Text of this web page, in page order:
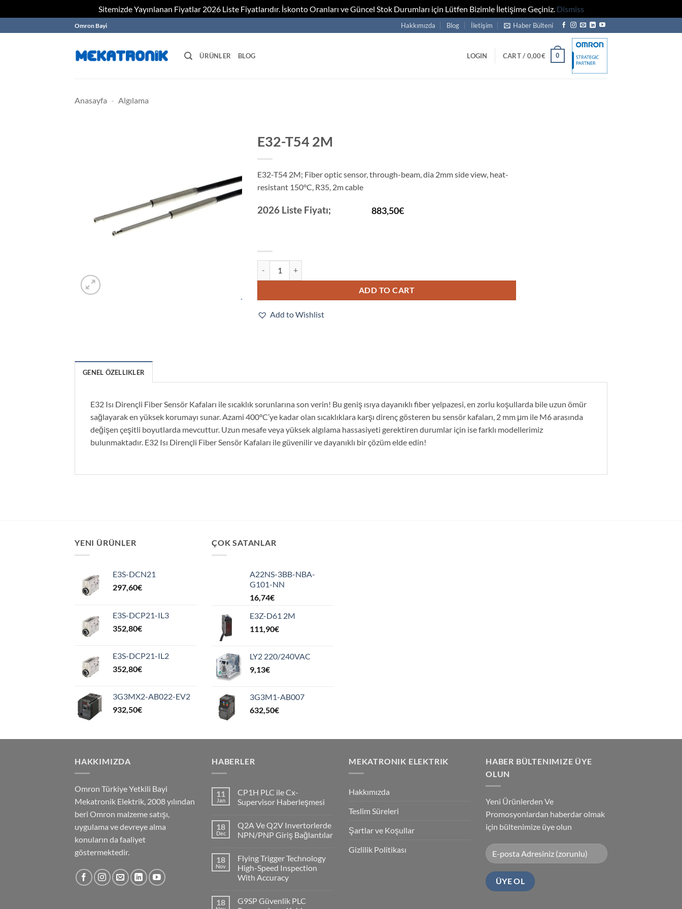
Sitemizde Yayınlanan Fiyatlar 2026 Liste Fiyatlarıdır. İskonto Oranları ve Güncel Stok Durumları için Lütfen Bizimle İletişime Geçiniz. Dismiss
to
Omron Bayi Hakkımızda Blog İletişim Haber Bülteni
ÜRÜNLER BLOG LOGIN CART / 0,00€ 0
Anasayfa - Algılama
E32-T54 2M
E32-T54 2M; Fiber optic sensor, through-beam, dia 2mm side view, heat-
resistant 150°C, R35, 2m cable
2026 Liste Fiyatı; 883,50€
ADD TO CART
Add to Wishlist
GENEL ÖZELLIKLER
E32 Isı Dirençli Fiber Sensör Kafaları ile sıcaklık sorunlarına son verin! Bu geniş ısıya dayanıklı fiber yelpazesi, en zorlu koşullarda bile uzun ömür
sağlayarak en yüksek korumayı sunar. Azami 400°C’ye kadar olan sıcaklıklara karşı direnç gösteren bu sensör kafaları, 2 mm μm ile M6 arasında
değişen çeşitli boyutlarda mevcuttur. Uzun mesafe veya yüksek algılama hassasiyeti gerektiren durumlar için ise farklı modellerimiz
bulunmaktadır. E32 Isı Dirençli Fiber Sensör Kafaları ile güvenilir ve dayanıklı bir çözüm elde edin!
YENI ÜRÜNLER
E3S-DCN21
297,60€
E3S-DCP21-IL3
352,80€
E3S-DCP21-IL2
352,80€
3G3MX2-AB022-EV2
932,50€
ÇOK SATANLAR
A22NS-3BB-NBA-
G101-NN
16,74€
E3Z-D61 2M
111,90€
LY2 220/240VAC
9,13€
3G3M1-AB007
632,50€
HAKKIMIZDA
Omron Türkiye Yetkili Bayi
Mekatronik Elektrik, 2008 yılından
beri Omron malzeme satışı,
uygulama ve devreye alma
konuların da faaliyet
göstermektedir.
HABERLER
11
Jan
CP1H PLC ile Cx-
Supervisor Haberleşmesi
on
CP1H
PLC
Supervisor
Haberleşmesi
18
Dec
Q2A Ve Q2V Invertorlerde
NPN/PNP Giriş Bağlantılar
on
Q2A
Ve
Q2V
Giriş
Bağlantılar
18
Nov
Flying Trigger Technology
High-Speed Inspection
With Accuracy
on
Flying
18
G9SP Güvenlik PLC
MEKATRONIK ELEKTRIK
Hakkımızda
Teslim Süreleri
Şartlar ve Koşullar
Gizlilik Politikası
HABER BÜLTENIMIZE ÜYE
OLUN
Yeni Ürünlerden Ve
Promosyonlardan haberdar olmak
için bültenimize üye olun